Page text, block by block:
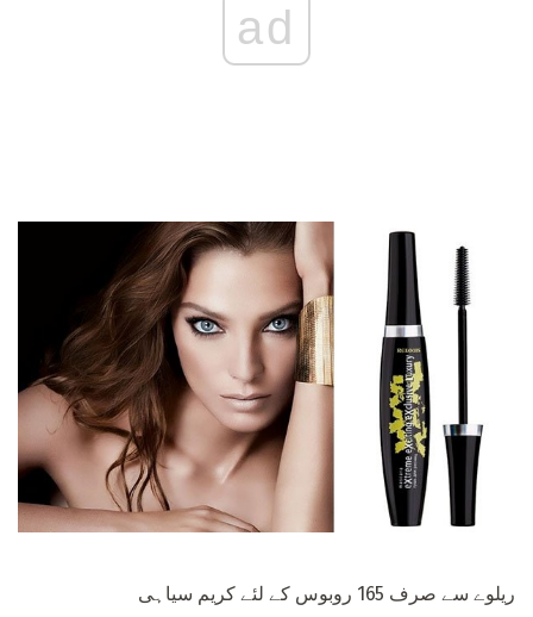
ad
ریلوے سے صرف 165 روبوس کے لئے کریم سیاہی